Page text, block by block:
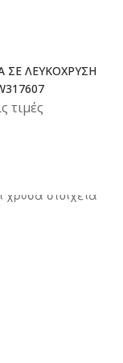
ΣΕ ΛΕΥΚΌΧΡΥΣΗ
ΔΙΑΜΆΝΤΙΑ – W317607
τιμές